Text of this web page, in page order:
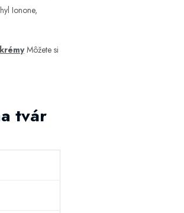
Ionone,
Môžete si
tvár